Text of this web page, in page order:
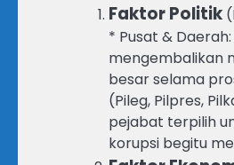
Faktor Politik
* Pusat &
mengembalikan
besar selama
(Pileg, Pilpres,
pejabat terpilih
korupsi begitu